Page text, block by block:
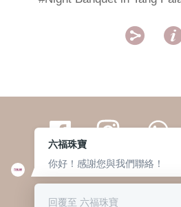

繁體 | 簡体
© 六福集團 版權所有 不得轉載
六福珠寶
你好！感謝您與我們聯絡！
回覆至 六福珠寶